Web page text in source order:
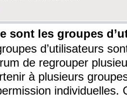
sont les groupes
d’utilisateurs
de regrouper
à plusieurs
individuelles.